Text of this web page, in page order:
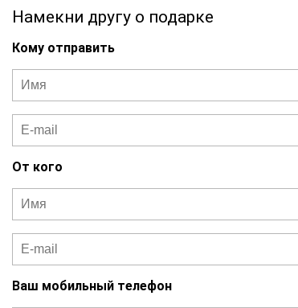
Намекни другу о подарке
Кому отправить
От кого
Ваш мобильный телефон